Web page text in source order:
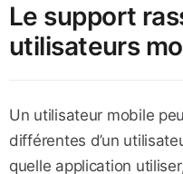
Le support
utilisateurs
Un utilisateur mobile
différentes d’un
quelle application